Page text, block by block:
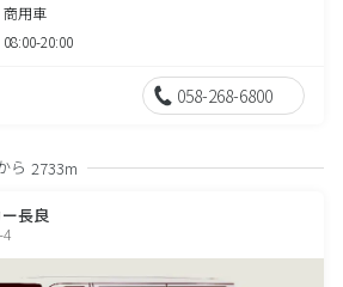
商用車
08:00-20:00
058-268-6800
ら 2733m
長良